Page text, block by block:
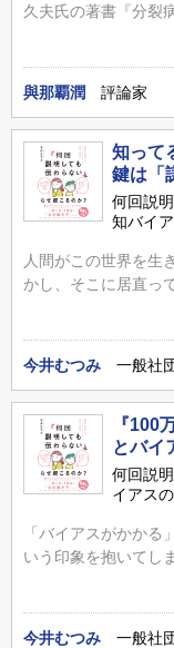
久夫氏の著書『分裂
與那覇潤 評論家
知って
鍵は「
何回説
知バイ
人間がこの世界を生
かし、そこに居直っ
今井むつみ 一般社
『100
とバイ
何回説
イアス
「バイアスがかかる
いう印象を抱いてし
今井むつみ 一般社